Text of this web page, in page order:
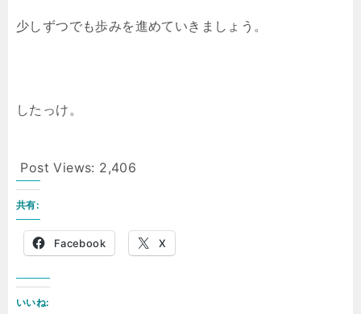
少しずつでも歩みを進めていきましょう。
したっけ。
Post Views: 2,406
共有:
Facebook X
いいね: